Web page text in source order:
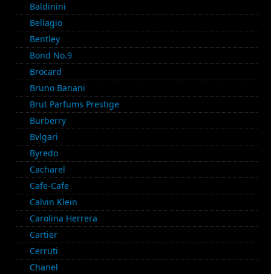
Baldinini
Bellagio
Bentley
Bond No.9
Brocard
Bruno Banani
Brut Parfums Prestige
Burberry
Bvlgari
Byredo
Cacharel
Cafe-Cafe
Calvin Klein
Carolina Herrera
Cartier
Cerruti
Chanel